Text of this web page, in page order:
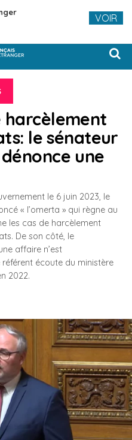
harcèlement
le sénateur
une
le 6 juin 2023, le
« l’omerta » qui règne au
les cas de harcèlement
De son côté, le
affaire n’est
écoute du ministère
2022.
VOIR